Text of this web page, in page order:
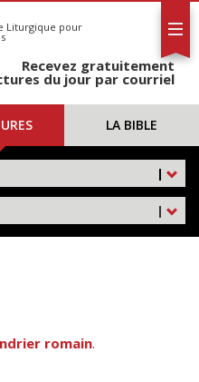
Liturgique pour
Recevez gratuitement
du jour par courriel
LA BIBLE
|
|
romain.